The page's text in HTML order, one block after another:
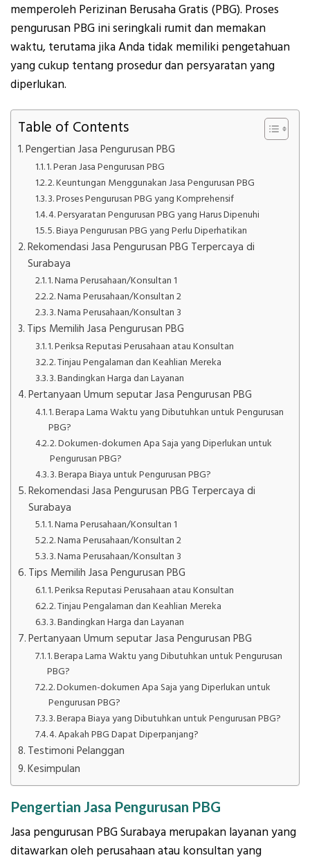
memperoleh Perizinan Berusaha Gratis (PBG). Proses
pengurusan PBG ini seringkali rumit dan memakan
waktu, terutama jika Anda tidak memiliki pengetahuan
yang cukup tentang prosedur dan persyaratan yang
diperlukan.
Table of Contents
Pengertian Jasa Pengurusan PBG
1. Peran Jasa Pengurusan PBG
2. Keuntungan Menggunakan Jasa Pengurusan PBG
3. Proses Pengurusan PBG yang Komprehensif
4. Persyaratan Pengurusan PBG yang Harus Dipenuhi
5. Biaya Pengurusan PBG yang Perlu Diperhatikan
Rekomendasi Jasa Pengurusan PBG Terpercaya di
Surabaya
1. Nama Perusahaan/Konsultan 1
2. Nama Perusahaan/Konsultan 2
3. Nama Perusahaan/Konsultan 3
Tips Memilih Jasa Pengurusan PBG
1. Periksa Reputasi Perusahaan atau Konsultan
2. Tinjau Pengalaman dan Keahlian Mereka
3. Bandingkan Harga dan Layanan
Pertanyaan Umum seputar Jasa Pengurusan PBG
1. Berapa Lama Waktu yang Dibutuhkan untuk Pengurusan
PBG?
2. Dokumen-dokumen Apa Saja yang Diperlukan untuk
Pengurusan PBG?
3. Berapa Biaya untuk Pengurusan PBG?
Rekomendasi Jasa Pengurusan PBG Terpercaya di
Surabaya
1. Nama Perusahaan/Konsultan 1
2. Nama Perusahaan/Konsultan 2
3. Nama Perusahaan/Konsultan 3
Tips Memilih Jasa Pengurusan PBG
1. Periksa Reputasi Perusahaan atau Konsultan
2. Tinjau Pengalaman dan Keahlian Mereka
3. Bandingkan Harga dan Layanan
Pertanyaan Umum seputar Jasa Pengurusan PBG
1. Berapa Lama Waktu yang Dibutuhkan untuk Pengurusan
PBG?
2. Dokumen-dokumen Apa Saja yang Diperlukan untuk
Pengurusan PBG?
3. Berapa Biaya yang Dibutuhkan untuk Pengurusan PBG?
4. Apakah PBG Dapat Diperpanjang?
Testimoni Pelanggan
Kesimpulan
Pengertian Jasa Pengurusan PBG
Jasa pengurusan PBG Surabaya merupakan layanan yang
ditawarkan oleh perusahaan atau konsultan yang